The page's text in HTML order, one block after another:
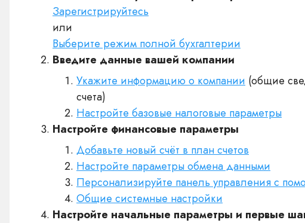
Зарегистрируйтесь
или
Выберите режим полной бухгалтерии
Введите данные вашей компании
Укажите информацию о компании (общие
счета)
Настройте базовые налоговые параметры
Настройте финансовые параметры
Добавьте новый счёт в план счетов
Настройте параметры обмена данными
Персонализируйте панель управления с
Общие системные настройки
Настройте начальные параметры и первые